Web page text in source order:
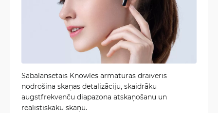
Sabalansētais Knowles armatūras draiveris
nodrošina skaņas detalizāciju, skaidrāku
augstfrekvenču diapazona atskaņošanu un
reālistiskāku skaņu.